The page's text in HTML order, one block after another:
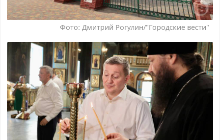
Фото: Дмитрий Рогулин/"Городские вести"